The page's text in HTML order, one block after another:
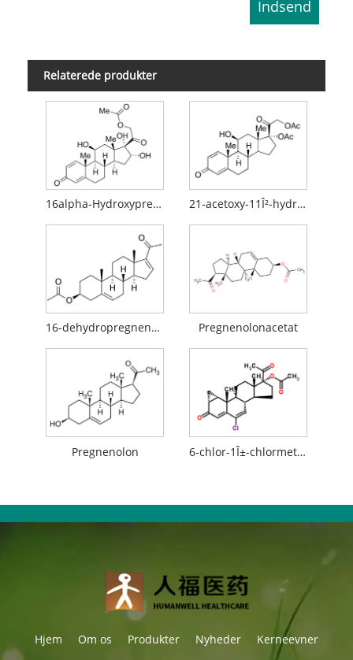
Relaterede produkter
16alpha-Hydroxyprednisolon 21-acetoxy-11Î²-hydroxypregna-1,4,16-trien-3,20-dion
16-dehydropregnenolonacetat (16-DPA) Pregnenolonacetat
Pregnenolon 6-chlor-1Î±-chlormethyl-3,20-dioxo-pregna-4,6-dien-17Î±-acetoxy
Hjem Om os Produkter Nyheder Kerneevner